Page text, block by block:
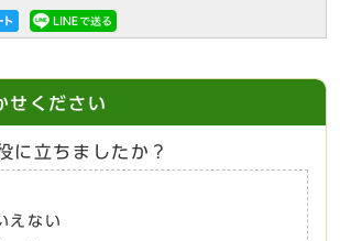
せください
に立ちましたか？
えない